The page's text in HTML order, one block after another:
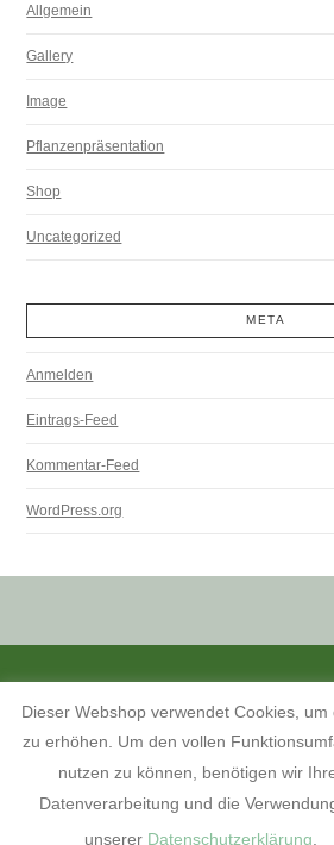
Allgemein
Gallery
Image
Pflanzenpräsentation
Shop
Uncategorized
META
Anmelden
Eintrags-Feed
Kommentar-Feed
WordPress.org
KONTAKT, ÖFFNUNGSZEITEN UND
DATENSCHUTZERKLÄRUNG
Dieser Webshop verwendet Cookies,
zu erhöhen. Um den vollen
nutzen zu können, benötigen wir
Datenverarbeitung und die
unserer Datenschutzerklärung